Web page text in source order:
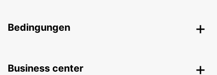
Bedingungen
Business center